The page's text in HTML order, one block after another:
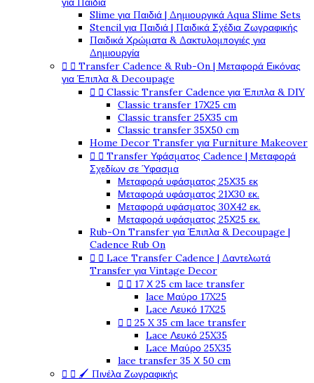
Slime για Παιδιά | Δημιουργικά Aqua Slime Sets
Stencil για Παιδιά | Παιδικά Σχέδια Ζωγραφικής
Παιδικά Χρώματα & Δακτυλομπογιές για
Δημιουργία
  Transfer Cadence & Rub-On | Μεταφορά Εικόνας
για Έπιπλα & Decoupage
  Classic Transfer Cadence για Έπιπλα & DIY
Classic transfer 17Χ25 cm
Classic transfer 25Χ35 cm
Classic transfer 35Χ50 cm
Home Decor Transfer για Furniture Makeover
  Transfer Υφάσματος Cadence | Μεταφορά
Σχεδίων σε Ύφασμα
Μεταφορά υφάσματος 25Χ35 εκ
Μεταφορά υφάσματος 21Χ30 εκ.
Μεταφορά υφάσματος 30Χ42 εκ.
Μεταφορά υφάσματος 25Χ25 εκ.
Rub-On Transfer για Έπιπλα & Decoupage |
Cadence Rub On
  Lace Transfer Cadence | Δαντελωτά
Transfer για Vintage Decor
  17 Χ 25 cm lace transfer
lace Μαύρο 17X25
Lace Λευκό 17X25
  25 X 35 cm lace transfer
Lace Λευκό 25X35
Lace Μαύρο 25X35
lace transfer 35 Χ 50 cm
  🖌️ Πινέλα Ζωγραφικής